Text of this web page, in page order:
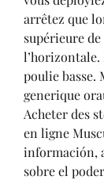
arrêtez que
supérieure de
l’horizontale.
poulie basse.
generique
Acheter des
en ligne
información,
sobre el